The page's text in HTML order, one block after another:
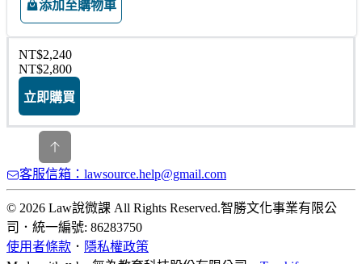
添加至購物車
NT$2,240
NT$2,800
立即購買
客服信箱：lawsource.help@gmail.com
© 2026 Law說微課 All Rights Reserved.智勝文化事業有限公
司 ． 統一編號: 86283750
使用者條款 ． 隱私權政策